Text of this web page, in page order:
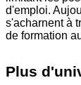
d'emploi.
s'acharnent à
de formation
Plus